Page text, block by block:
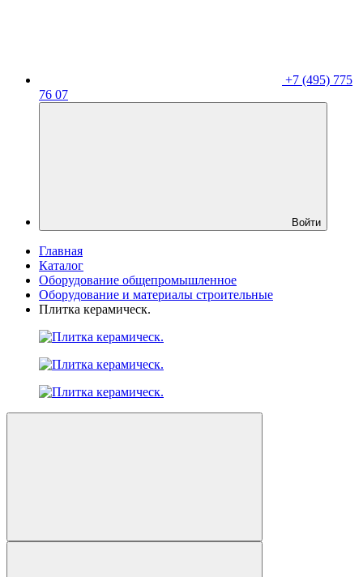
+7 (495) 775
76 07
Войти
Главная
Каталог
Оборудование общепромышленное
Оборудование и материалы строительные
Плитка керамическ.